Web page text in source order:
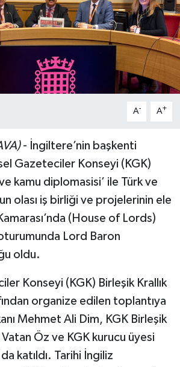
A- A+
- İngiltere’nin başkenti
Gazeteciler Konseyi (KGK)
kamu diplomasisi’ ile Türk ve
olası iş birliği ve projelerinin ele
(House of Lords)
Lord Baron
oldu.
Konseyi (KGK) Birleşik Krallık
organize edilen toplantıya
Mehmet Ali Dim, KGK Birleşik
Vatan Öz ve KGK kurucu üyesi
katıldı. Tarihi İngiliz